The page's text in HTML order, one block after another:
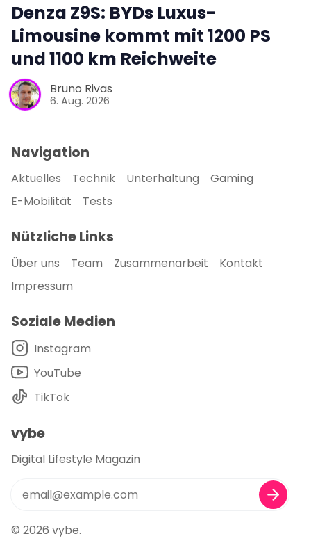
Denza Z9S: BYDs Luxus-
Limousine kommt mit 1200 PS
und 1100 km Reichweite
Bruno Rivas
6. Aug. 2026
Navigation
Aktuelles Technik Unterhaltung
Gaming
E-Mobilität
Tests
Nützliche Links
Über uns Team Zusammenarbeit
Kontakt
Impressum
Soziale Medien
Instagram
YouTube
TikTok
vybe
Digital Lifestyle Magazin
© 2026 vybe.